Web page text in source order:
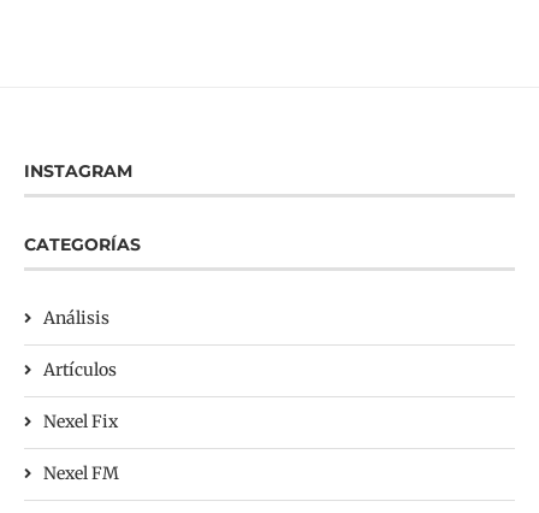
INSTAGRAM
CATEGORÍAS
Análisis
Artículos
Nexel Fix
Nexel FM